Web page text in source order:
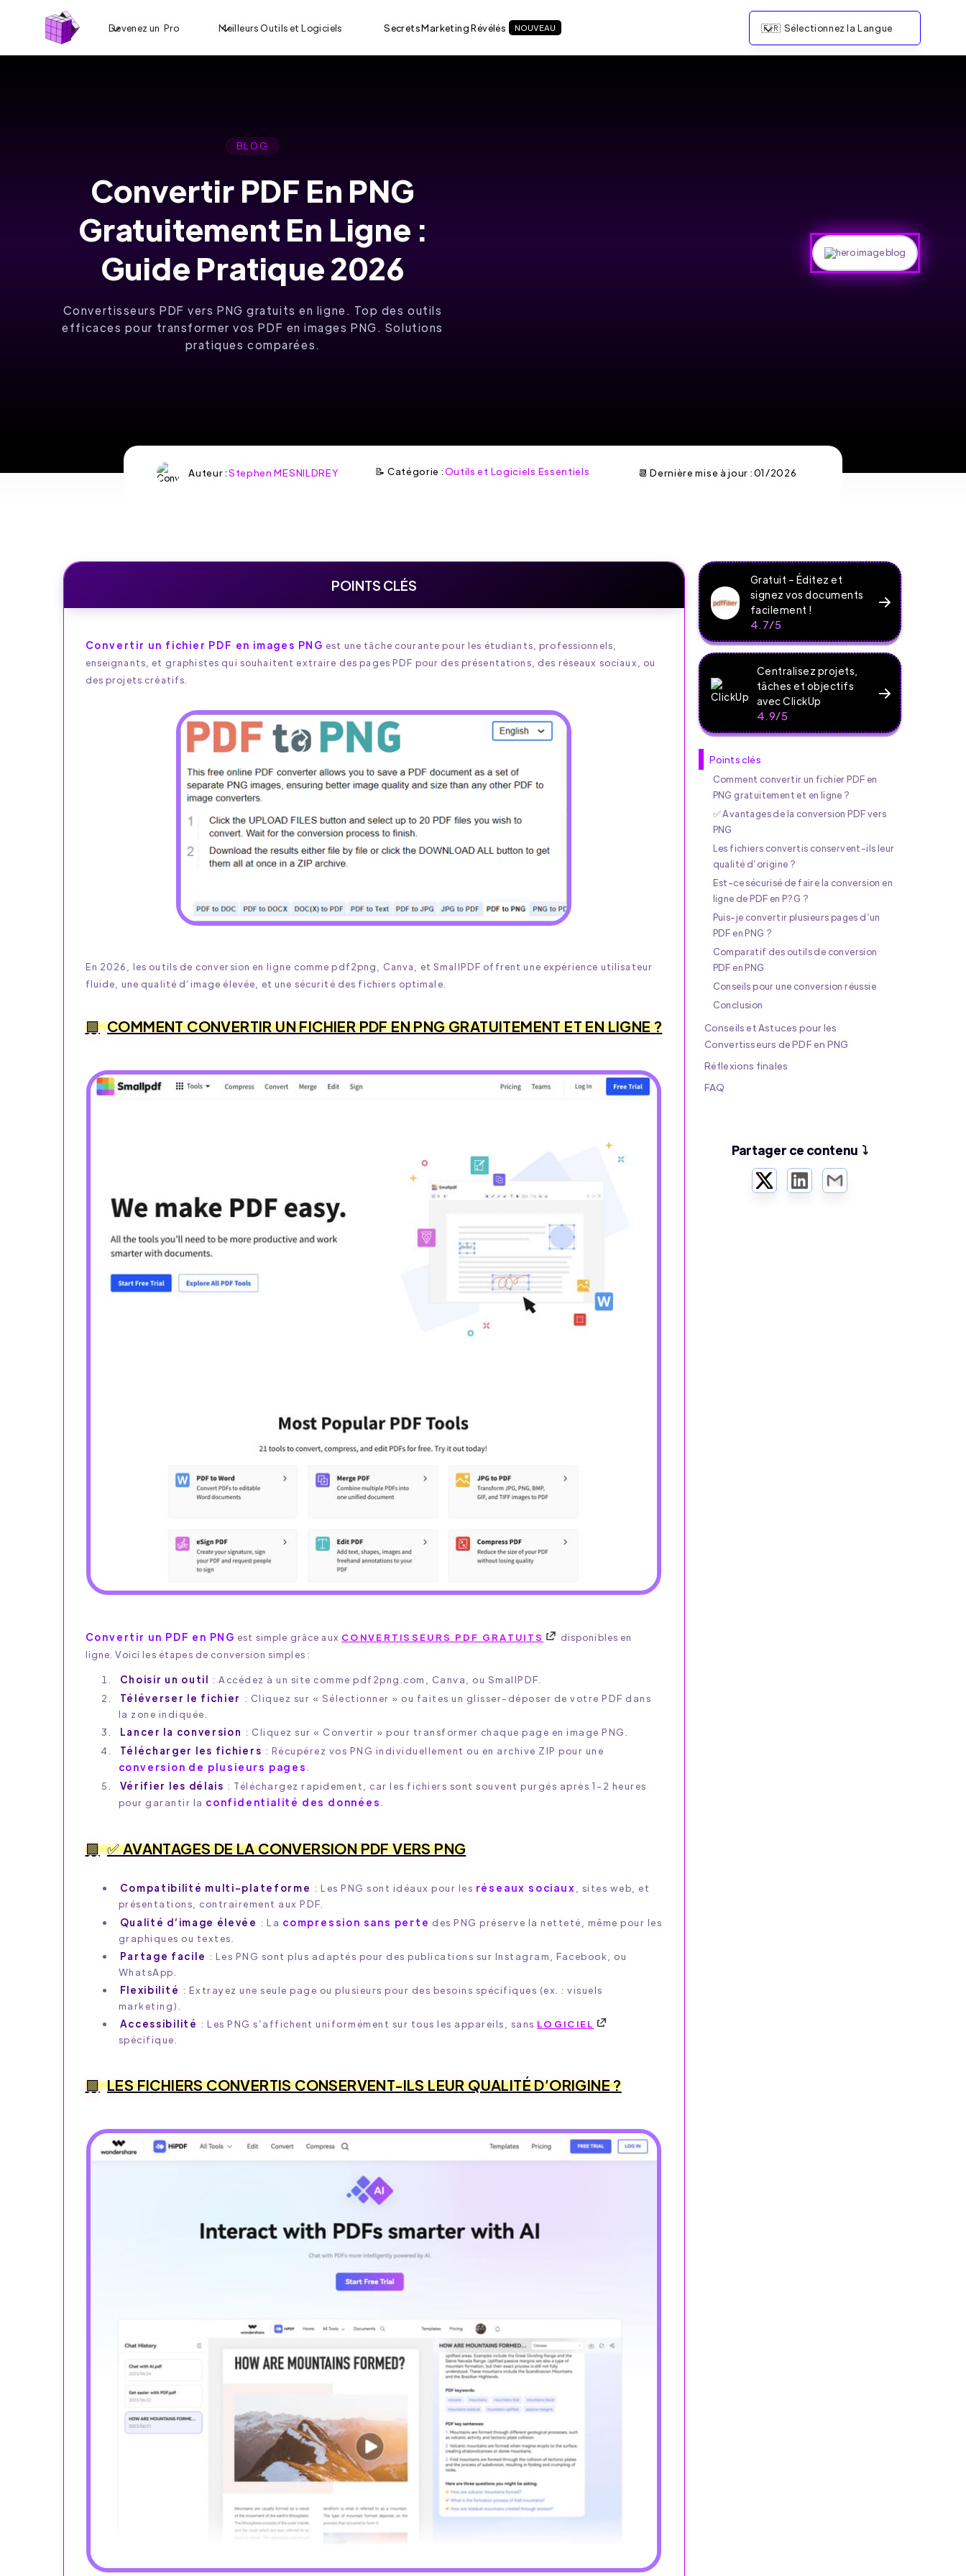
ÉDITEZ ET
SIGNEZ DES
DOCUMENTS
EN LIGNE
AVEC
PDFFILLER
signez vos documents
facilement !
GRATUIT – ÉDITEZ ET
FACILEMENT !
Devenez un Pro Meilleurs Outils et Logiciels Secrets Marketing Révélés NOUVEAU 🇫🇷 Sélectionnez la Langue
BLOG
Convertir PDF En PNG
Gratuitement En Ligne :
Guide Pratique 2026
Convertisseurs PDF vers PNG gratuits en ligne. Top des outils
efficaces pour transformer vos PDF en images PNG. Solutions
pratiques comparées.
Auteur :Stephen MESNILDREY 📝 Catégorie :Outils et Logiciels Essentiels 📆 Dernière mise à jour :01/2026
POINTS CLÉS
Convertir un fichier PDF en images PNG est une tâche courante pour les étudiants, professionnels,
enseignants, et graphistes qui souhaitent extraire des pages PDF pour des présentations, des réseaux sociaux, ou
des projets créatifs.
En 2026, les outils de conversion en ligne comme pdf2png, Canva, et SmallPDF offrent une expérience utilisateur
fluide, une qualité d’image élevée, et une sécurité des fichiers optimale.
COMMENT CONVERTIR UN FICHIER PDF EN PNG GRATUITEMENT ET EN LIGNE ?
Convertir un PDF en PNG est simple grâce aux CONVERTISSEURS PDF GRATUITS
disponibles en
ligne. Voici les étapes de conversion simples :
Choisir un outil : Accédez à un site comme pdf2png.com, Canva, ou SmallPDF.
Téléverser le fichier : Cliquez sur « Sélectionner » ou faites un glisser-déposer de votre PDF dans
la zone indiquée.
Lancer la conversion : Cliquez sur « Convertir » pour transformer chaque page en image PNG.
Télécharger les fichiers : Récupérez vos PNG individuellement ou en archive ZIP pour une
conversion de plusieurs pages
Vérifier les délais : Téléchargez rapidement, car les fichiers sont souvent purgés après 1-2 heures
pour garantir la confidentialité des données
✅ AVANTAGES DE LA CONVERSION PDF VERS PNG
Compatibilité multi-plateforme : Les PNG sont idéaux pour les réseaux sociaux , sites web, et
présentations, contrairement aux PDF.
Qualité d’image élevée : La compression sans perte des PNG préserve la netteté, même pour les
graphiques ou textes.
Partage facile : Les PNG sont plus adaptés pour des publications sur Instagram, Facebook, ou
WhatsApp.
Flexibilité : Extrayez une seule page ou plusieurs pour des besoins spécifiques (ex. : visuels
marketing).
Accessibilité : Les PNG s’affichent uniformément sur tous les appareils, sans LOGICIEL
spécifique.
LES FICHIERS CONVERTIS CONSERVENT-ILS LEUR QUALITÉ D’ORIGINE ?
Gratuit – Éditez et
signez vos documents
facilement !
4.7/5
Centralisez projets,
tâches et objectifs
avec ClickUp
4.9/5
Points clés
Comment convertir un fichier PDF en
PNG gratuitement et en ligne ?
✅ Avantages de la conversion PDF vers
PNG
Les fichiers convertis conservent-ils leur
qualité d’origine ?
Est-ce sécurisé de faire la conversion en
ligne de PDF en P?G ?
Puis-je convertir plusieurs pages d’un
PDF en PNG ?
Comparatif des outils de conversion
PDF en PNG
Conseils pour une conversion réussie
Conclusion
Conseils et Astuces pour les
Convertisseurs de PDF en PNG
Réflexions finales
FAQ
Partager ce contenu ⤵️
TwitterLinkedInEmail